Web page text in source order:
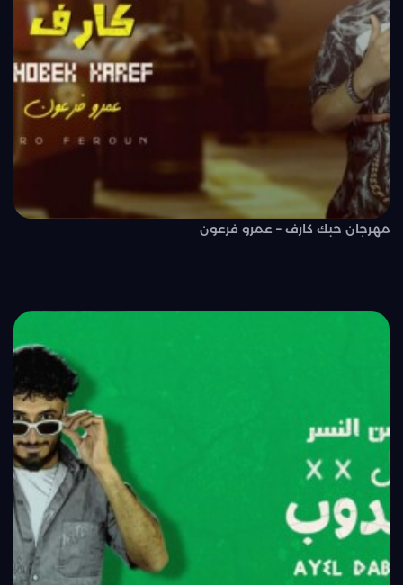
مهرجان حبك كارف – عمرو فرعون